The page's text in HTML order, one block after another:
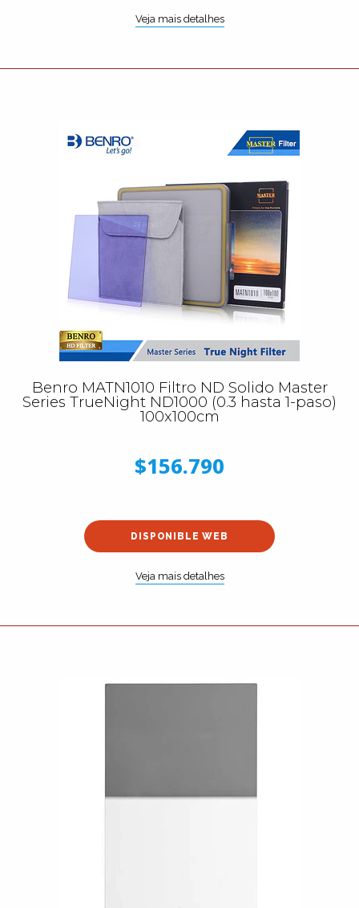
Veja mais detalhes
Benro MATN1010 Filtro ND Solido Master
Series TrueNight ND1000 (0.3 hasta 1-paso)
100x100cm
$156.790
DISPONIBLE WEB
Veja mais detalhes